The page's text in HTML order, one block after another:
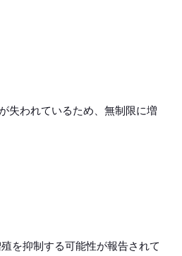
失われているため、無制限に増
を抑制する可能性が報告されて